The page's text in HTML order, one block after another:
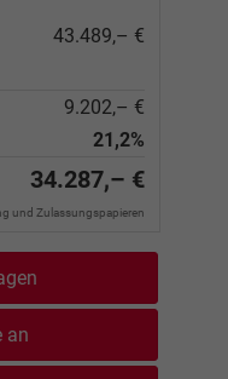
43.489,– €
9.202,– €
21,2%
34.287,– €
und Zulassungspapieren
an